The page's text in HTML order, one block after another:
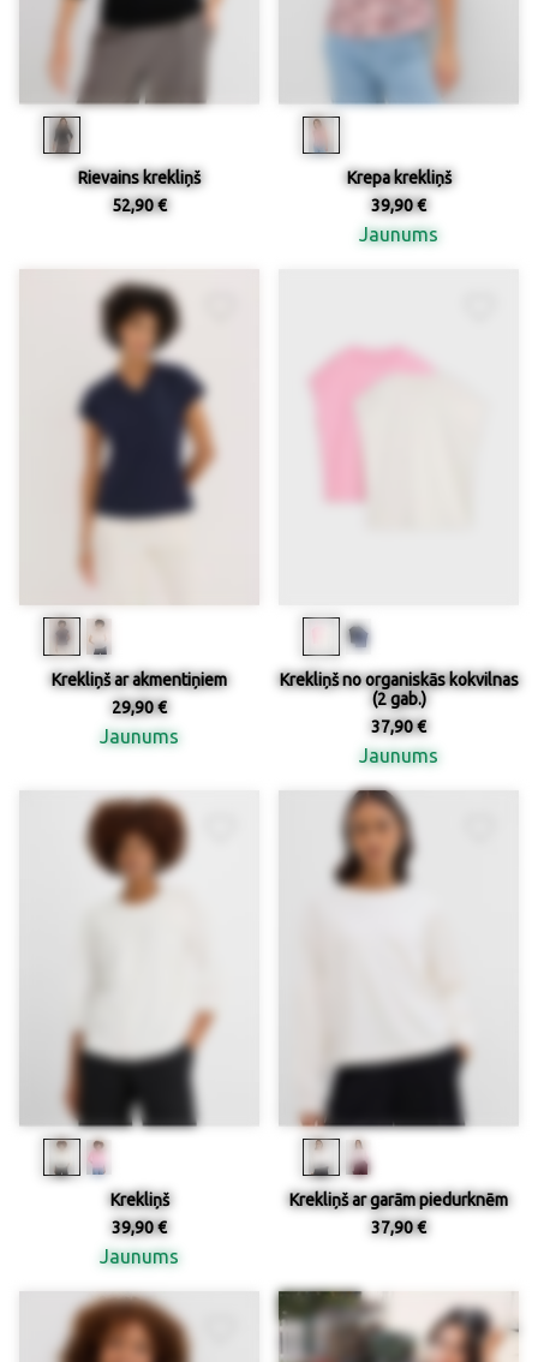
Rievains krekliņš
52,90 €
Krepa krekliņš
39,90 €
Jaunums
Krekliņš ar akmentiņiem
29,90 €
Jaunums
Krekliņš no organiskās kokvilnas
(2 gab.)
37,90 €
Jaunums
Krekliņš
39,90 €
Jaunums
Krekliņš ar garām piedurknēm
37,90 €